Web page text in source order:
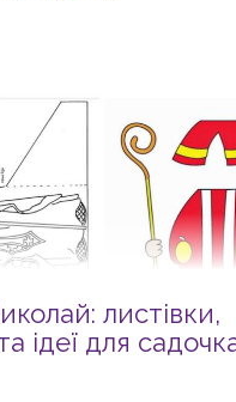
листівки,
ідеї для